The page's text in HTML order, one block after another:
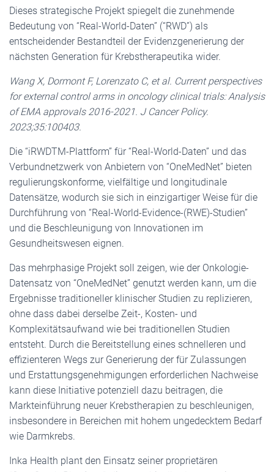
Dieses strategische Projekt spiegelt die zunehmende
Bedeutung von “Real-World-Daten” (“RWD”) als
entscheidender Bestandteil der Evidenzgenerierung der
nächsten Generation für Krebstherapeutika wider.
Wang X, Dormont F, Lorenzato C, et al. Current perspectives
for external control arms in oncology clinical trials: Analysis
of EMA approvals 2016-2021. J Cancer Policy.
2023;35:100403.
Die “iRWDTM-Plattform” für “Real-World-Daten” und das
Verbundnetzwerk von Anbietern von “OneMedNet” bieten
regulierungskonforme, vielfältige und longitudinale
Datensätze, wodurch sie sich in einzigartiger Weise für die
Durchführung von “Real-World-Evidence-(RWE)-Studien”
und die Beschleunigung von Innovationen im
Gesundheitswesen eignen.
Das mehrphasige Projekt soll zeigen, wie der Onkologie-
Datensatz von “OneMedNet” genutzt werden kann, um die
Ergebnisse traditioneller klinischer Studien zu replizieren,
ohne dass dabei derselbe Zeit-, Kosten- und
Komplexitätsaufwand wie bei traditionellen Studien
entsteht. Durch die Bereitstellung eines schnelleren und
effizienteren Wegs zur Generierung der für Zulassungen
und Erstattungsgenehmigungen erforderlichen Nachweise
kann diese Initiative potenziell dazu beitragen, die
Markteinführung neuer Krebstherapien zu beschleunigen,
insbesondere in Bereichen mit hohem ungedecktem Bedarf
wie Darmkrebs.
Inka Health plant den Einsatz seiner proprietären